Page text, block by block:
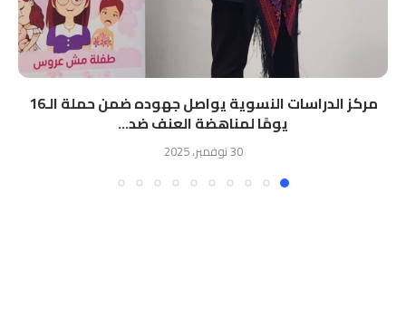
مركز الدراسات النسوية يواصل جهوده ضمن حملة الـ16
يومًا لمناهضة العنف ضد...
30 نوفمبر، 2025